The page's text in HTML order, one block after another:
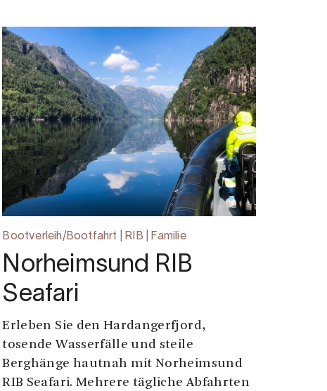
Bootverleih/Bootfahrt | RIB | Familie
Norheimsund RIB
Seafari
Erleben Sie den Hardangerfjord,
tosende Wasserfälle und steile
Berghänge hautnah mit Norheimsund
RIB Seafari. Mehrere tägliche Abfahrten